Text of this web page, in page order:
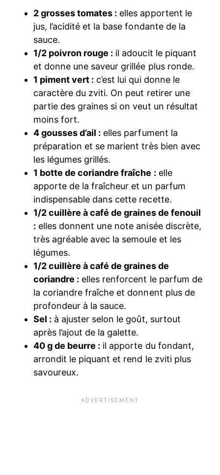
2 grosses tomates : elles apportent le
jus, l’acidité et la base fondante de la
sauce.
1/2 poivron rouge : il adoucit le piquant
et donne une saveur grillée plus ronde.
1 piment vert : c’est lui qui donne le
caractère du zviti. On peut retirer une
partie des graines si on veut un résultat
moins fort.
4 gousses d’ail : elles parfument la
préparation et se marient très bien avec
les légumes grillés.
1 botte de coriandre fraîche : elle
apporte de la fraîcheur et un parfum
indispensable dans cette recette.
1/2 cuillère à café de graines de fenouil
: elles donnent une note anisée discrète,
très agréable avec la semoule et les
légumes.
1/2 cuillère à café de graines de
coriandre : elles renforcent le parfum de
la coriandre fraîche et donnent plus de
profondeur à la sauce.
Sel : à ajuster selon le goût, surtout
après l’ajout de la galette.
40 g de beurre : il apporte du fondant,
arrondit le piquant et rend le zviti plus
savoureux.